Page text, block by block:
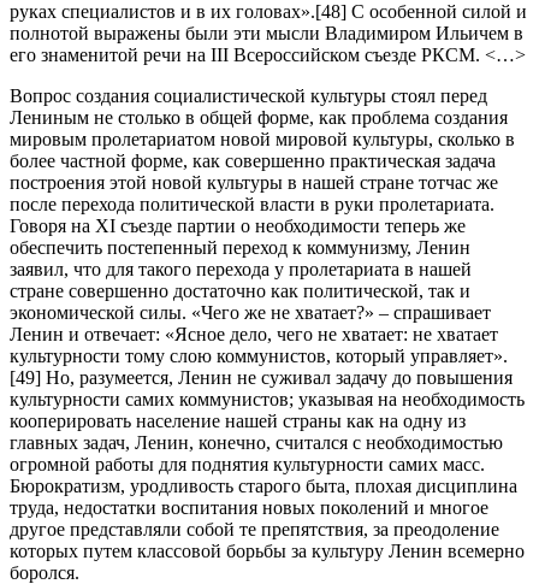
руках специалистов и в их головах».[48] С особенной силой и
полнотой выражены были эти мысли Владимиром Ильичем в
его знаменитой речи на III Всероссийском съезде РКСМ. <…>
Вопрос создания социалистической культуры стоял перед
Лениным не столько в общей форме, как проблема создания
мировым пролетариатом новой мировой культуры, сколько в
более частной форме, как совершенно практическая задача
построения этой новой культуры в нашей стране тотчас же
после перехода политической власти в руки пролетариата.
Говоря на XI съезде партии о необходимости теперь же
обеспечить постепенный переход к коммунизму, Ленин
заявил, что для такого перехода у пролетариата в нашей
стране совершенно достаточно как политической, так и
экономической силы. «Чего же не хватает?» – спрашивает
Ленин и отвечает: «Ясное дело, чего не хватает: не хватает
культурности тому слою коммунистов, который управляет».
[49] Но, разумеется, Ленин не суживал задачу до повышения
культурности самих коммунистов; указывая на необходимость
кооперировать население нашей страны как на одну из
главных задач, Ленин, конечно, считался с необходимостью
огромной работы для поднятия культурности самих масс.
Бюрократизм, уродливость старого быта, плохая дисциплина
труда, недостатки воспитания новых поколений и многое
другое представляли собой те препятствия, за преодоление
которых путем классовой борьбы за культуру Ленин всемерно
боролся.